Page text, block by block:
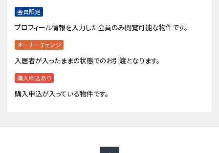
会員限定
プロフィール情報を入力した会員のみ閲覧可能な物件です。
オーナーチェンジ
入居者が入ったままの状態でのお引渡となります。
購入申込あり
購入申込が入っている物件です。